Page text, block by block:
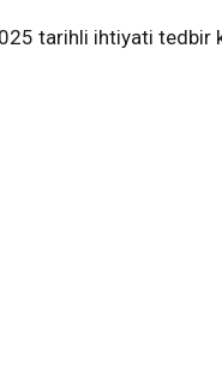
tarihli ihtiyati tedbir